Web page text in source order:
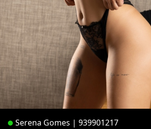
Serena Gomes | 939901217